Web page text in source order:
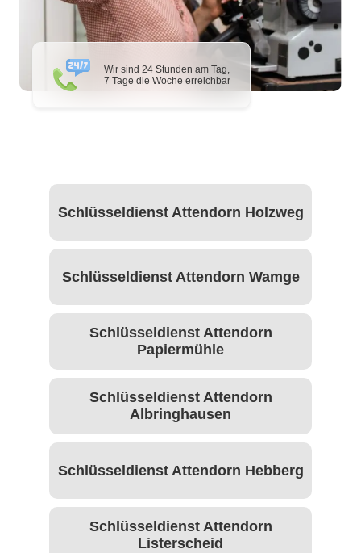
Wir sind 24 Stunden am Tag,
7 Tage die Woche erreichbar
Schlüsseldienst Attendorn Holzweg
Schlüsseldienst Attendorn Wamge
Schlüsseldienst Attendorn
Papiermühle
Schlüsseldienst Attendorn
Albringhausen
Schlüsseldienst Attendorn Hebberg
Schlüsseldienst Attendorn
Listerscheid